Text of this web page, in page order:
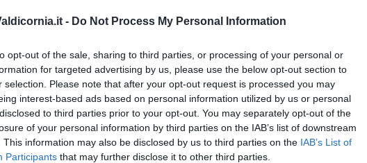
- Do Not Process My Personal Information
opt-out of the sale, sharing to third parties, or processing of your personal or
for targeted advertising by us, please use the below opt-out section to
selection. Please note that after your opt-out request is processed you may
interest-based ads based on personal information utilized by us or personal
to third parties prior to your opt-out. You may separately opt-out of the
of your personal information by third parties on the IAB’s list of downstream
This information may also be disclosed by us to third parties on the IAB’s List of
Participants that may further disclose it to other third parties.
sulle possibili ricadute a Vignale dopo le cessione in
VENERDÌ 03 NOVEMBRE 2017ORE 15:25
Unicoop Tirreno si va avanti così
annunciata una mossa inopportuna. La cooperativa segue gli
del Piano industriale, ma per i sindacati non c'è rispetto degli